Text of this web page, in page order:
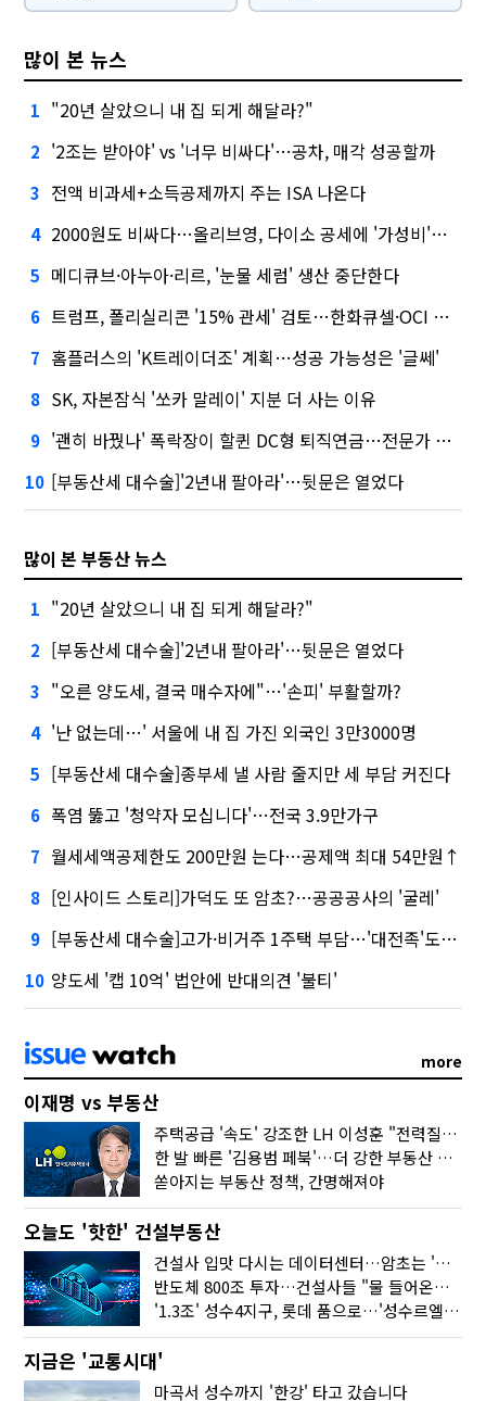
많이 본 뉴스
1 "20년 살았으니 내 집 되게 해달라?"
2 '2조는 받아야' vs '너무 비싸다'…공차, 매각 성공할까
3 전액 비과세+소득공제까지 주는 ISA 나온다
4 2000원도 비싸다…올리브영, 다이소 공세에 '가성비'로 맞불
5 메디큐브·아누아·리르, '눈물 세럼' 생산 중단한다
6 트럼프, 폴리실리콘 '15% 관세' 검토…한화큐셀·OCI 영향은?
7 홈플러스의 'K트레이더조' 계획…성공 가능성은 '글쎄'
8 SK, 자본잠식 '쏘카 말레이' 지분 더 사는 이유
9 '괜히 바꿨나' 폭락장이 할퀸 DC형 퇴직연금…전문가 조언은
10 [부동산세 대수술]'2년내 팔아라'…뒷문은 열었다
많이 본 부동산 뉴스
1 "20년 살았으니 내 집 되게 해달라?"
2 [부동산세 대수술]'2년내 팔아라'…뒷문은 열었다
3 "오른 양도세, 결국 매수자에"…'손피' 부활할까?
4 '난 없는데…' 서울에 내 집 가진 외국인 3만3000명
5 [부동산세 대수술]종부세 낼 사람 줄지만 세 부담 커진다
6 폭염 뚫고 '청약자 모십니다'…전국 3.9만가구
7 월세세액공제한도 200만원 는다…공제액 최대 54만원↑
8 [인사이드 스토리]가덕도 또 암초?…공공공사의 '굴레'
9 [부동산세 대수술]고가·비거주 1주택 부담…'대전족'도 불똥
10 양도세 '캡 10억' 법안에 반대의견 '불티'
more
이재명 vs 부동산
주택공급 '속도' 강조한 LH 이성훈 "전력질주해야"
한 발 빠른 '김용범 페북'…더 강한 부동산 규제 나오나
쏟아지는 부동산 정책, 간명해져야
오늘도 '핫한' 건설부동산
건설사 입맛 다시는 데이터센터…암초는 '주민 반대'
반도체 800조 투자…건설사들 "물 들어온다!"
'1.3조' 성수4지구, 롯데 품으로…'성수르엘 S70' 거듭
지금은 '교통시대'
마곡서 성수까지 '한강' 타고 갔습니다